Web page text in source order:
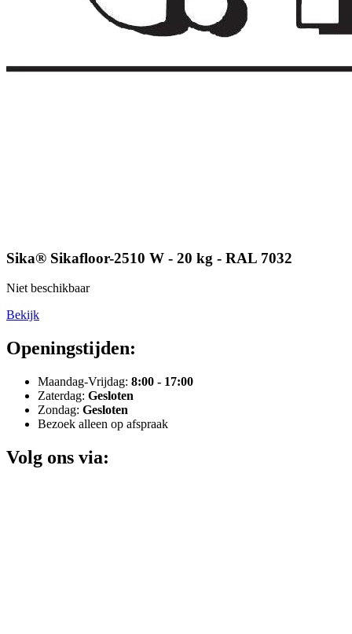
Sika® Sikafloor-2510 W - 20 kg - RAL 7032
Niet beschikbaar
Bekijk
Openingstijden:
Maandag-Vrijdag: 8:00 - 17:00
Zaterdag: Gesloten
Zondag: Gesloten
Bezoek alleen op afspraak
Volg ons via: